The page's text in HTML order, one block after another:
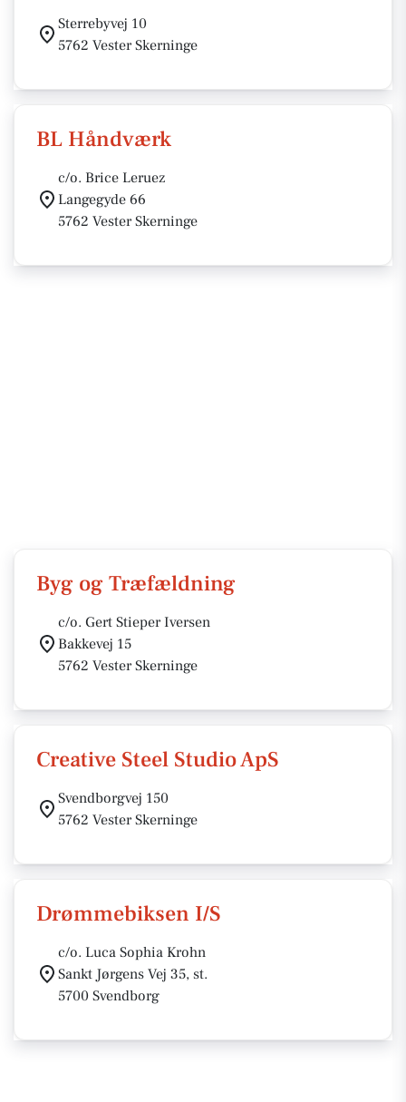
Sterrebyvej 10
5762 Vester Skerninge
BL Håndværk
c/o. Brice Leruez
Langegyde 66
5762 Vester Skerninge
Byg og Træfældning
c/o. Gert Stieper Iversen
Bakkevej 15
5762 Vester Skerninge
Creative Steel Studio ApS
Svendborgvej 150
5762 Vester Skerninge
Drømmebiksen I/S
c/o. Luca Sophia Krohn
Sankt Jørgens Vej 35, st.
5700 Svendborg